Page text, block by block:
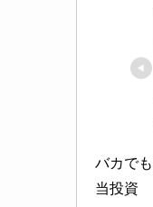
バカで
当投資